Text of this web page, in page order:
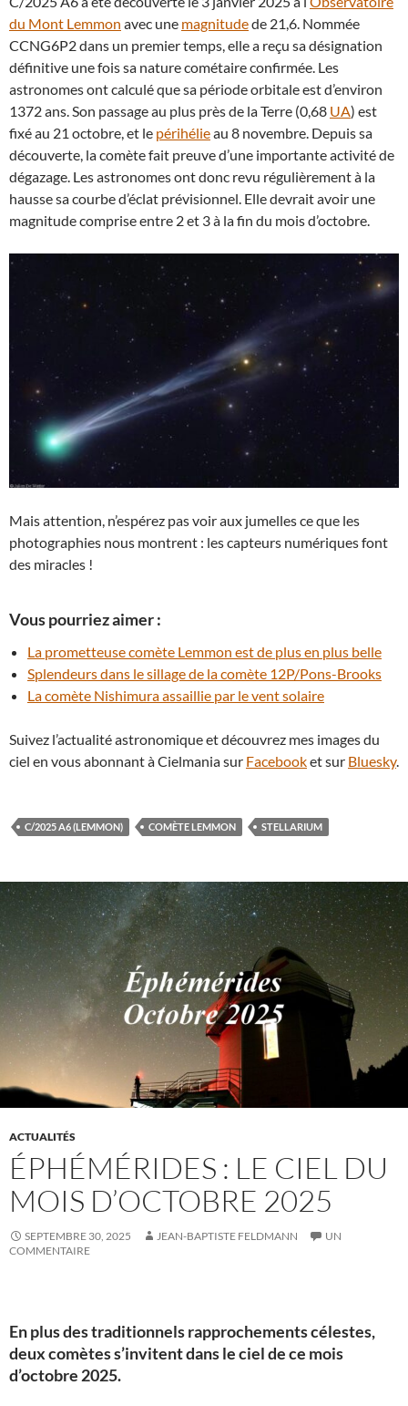
du Mont Lemmon avec une magnitudede 21,6. Nommée
CCNG6P2 dans un premier temps, elle a reçu sa désignation
définitive une fois sa nature cométaire confirmée. Les
astronomes ont calculé que sa période orbitale est d’environ
1372 ans. Son passage au plus près de la Terre (0,68 UA) est
fixé au 21 octobre, et le périhélieau 8 novembre. Depuis sa
découverte, la comète fait preuve d’une importante activité de
dégazage. Les astronomes ont donc revu régulièrement à la
hausse sa courbe d’éclat prévisionnel. Elle devrait avoir une
magnitude comprise entre 2 et 3 à la fin du mois d’octobre.
Mais attention, n’espérez pas voir aux jumelles ce que les
photographies nous montrent : les capteurs numériques font
des miracles !
Vous pourriez aimer :
La prometteuse comète Lemmon est de plus en plus belle
Splendeurs dans le sillage de la comète 12P/Pons-Brooks
La comète Nishimura assaillie par le vent solaire
Suivez l’actualité astronomique et découvrez mes images du
ciel en vous abonnant à Cielmania sur Facebooket sur Bluesky.
C/2025 A6 (LEMMON) COMÈTE LEMMON STELLARIUM
ACTUALITÉS
ÉPHÉMÉRIDES : LE CIEL DU
MOIS D’OCTOBRE 2025
SEPTEMBRE 30, 2025 JEAN-BAPTISTE FELDMANN
UN
COMMENTAIRE
En plus des traditionnels rapprochements célestes,
deux comètes s’invitent dans le ciel de ce mois
d’octobre 2025.